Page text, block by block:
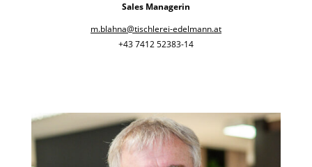
Sales Managerin
m.blahna@tischlerei-edelmann.at
+43 7412 52383-14